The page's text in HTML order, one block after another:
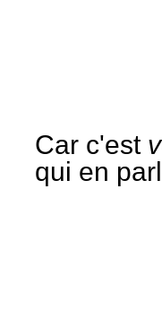
Car c'est
qui en